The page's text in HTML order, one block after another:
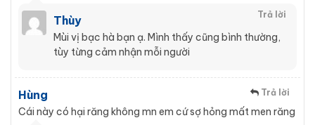
Thùy Trả lời
Mùi vị bạc hà bạn ạ. Mình thấy cũng bình thường,
tùy từng cảm nhận mỗi người
Hùng Trả lời
Cái này có hại răng không mn em cứ sợ hỏng mất men răng